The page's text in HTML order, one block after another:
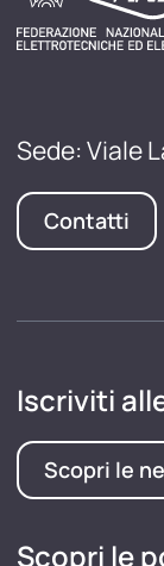
Sede: Viale
Contatti
Iscriviti
Scopri le
Scopri le